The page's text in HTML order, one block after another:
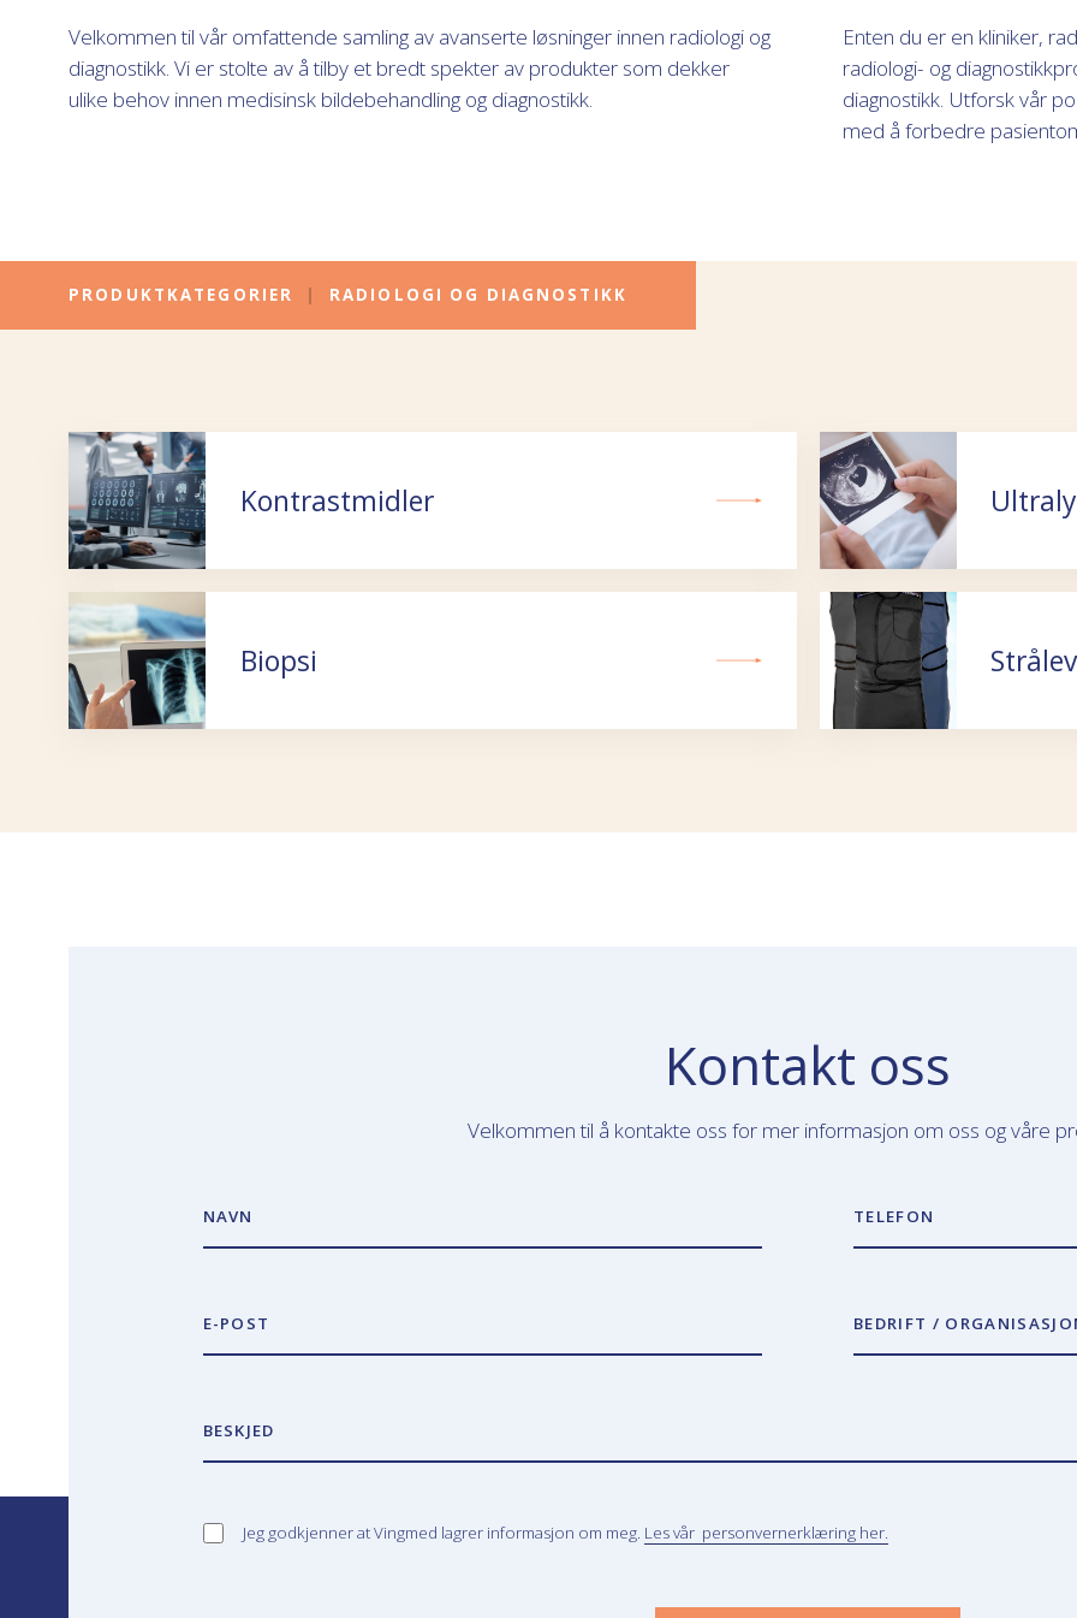
Velkommen til vår omfattende samling av avanserte løsninger innen radiologi og
diagnostikk. Vi er stolte av å tilby et bredt spekter av produkter som dekker
ulike behov innen medisinsk bildebehandling og diagnostikk.
Enten du er en kliniker,
radiologi- og
diagnostikk. Utforsk vår
med å forbedre
PRODUKTKATEGORIER | RADIOLOGI OG DIAGNOSTIKK
Kontrastmidler
Biopsi
Kontakt oss
Velkommen til å kontakte oss for mer informasjon om oss og våre
NAVN TELEFON
E-POST BEDRIFT /
BESKJED
Jeg godkjenner at Vingmed lagrer informasjon om meg. Les vår personvernerklæring her.